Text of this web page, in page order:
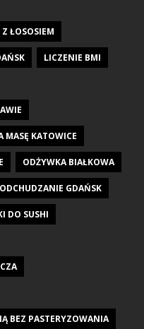
ŁOSOSIEM
LICZENIE BMI
MASĘ KATOWICE
ODŻYWKA BIAŁKOWA
GDAŃSK
DO SUSHI
BEZ PASTERYZOWANIA